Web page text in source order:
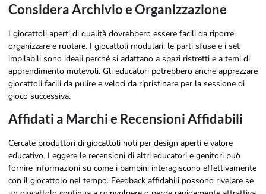
Considera Archivio e Organizzazione
I giocattoli aperti di qualità dovrebbero essere facili da riporre,
organizzare e ruotare. I giocattoli modulari, le parti sfuse e i set
impilabili sono ideali perché si adattano a spazi ristretti e a temi di
apprendimento mutevoli. Gli educatori potrebbero anche apprezzare
giocattoli facili da pulire e veloci da ripristinare per la sessione di
gioco successiva.
Affidati a Marchi e Recensioni Affidabili
Cercate produttori di giocattoli noti per design aperti e valore
educativo. Leggere le recensioni di altri educatori e genitori può
fornire informazioni su come i bambini interagiscono effettivamente
con il giocattolo nel tempo. Feedback affidabili possono rivelare se